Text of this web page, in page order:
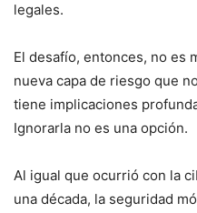
legales.
El desafío, entonces, no es
nueva capa de riesgo que
tiene implicaciones
Ignorarla no es una opción.
Al igual que ocurrió con la
una década, la seguridad